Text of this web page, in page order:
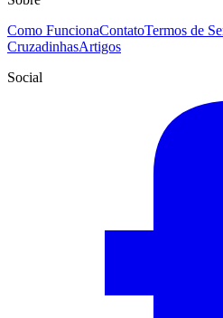
Como FuncionaContatoTermos de
CruzadinhasArtigos
Social